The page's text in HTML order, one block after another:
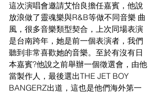
這次演唱會邀請艾怡良擔任嘉賓，他說
放浪做了靈魂樂與R&B等做不同音樂 曲
風，很多音樂類型契合，上次同場表演
是台南跨年，她是前一個表演者，我們
聽到非常喜歡她的音樂。至於有沒有日
本嘉賓?他說之前舉辦一個徵選會，由他
當製作人，最後選出THE JET BOY
BANGERZ出道，這也是他們海外第一